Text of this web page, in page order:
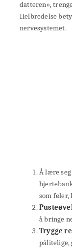
datteren»,
Helbredelse
nervesystemet.
Å lære seg
som føler,
å bringe
Trygge
pålitelige,